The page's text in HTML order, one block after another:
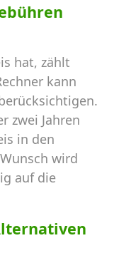
hat, zählt
kann
zwei Jahren
in den
wird
auf die